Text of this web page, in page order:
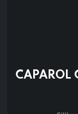
CAPAROL